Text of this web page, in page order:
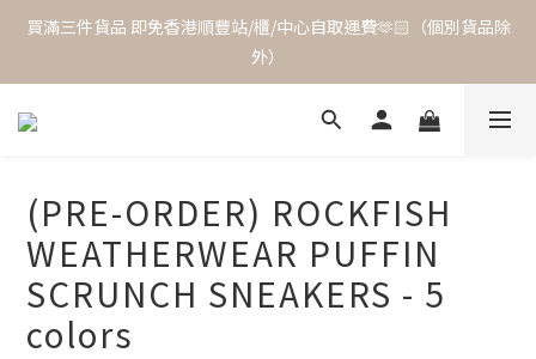
買滿三件貨品 即免香港順豐站/櫃/中心自取運費🫶🏻（個別貨品除
外）
(PRE-ORDER) ROCKFISH
WEATHERWEAR PUFFIN
SCRUNCH SNEAKERS - 5
colors